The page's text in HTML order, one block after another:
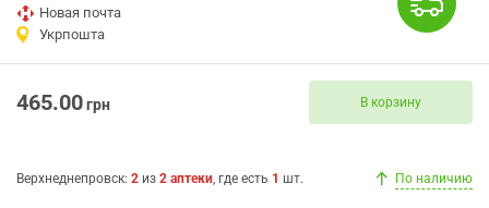
Новая почта
Укрпошта
465.00грн В корзину
Верхнеднепровск: 2 из 2 аптеки, где есть 1 шт. По наличию